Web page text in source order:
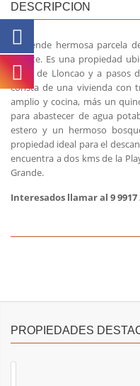
DESCRIPCION
Se Vende hermosa parcela
Cañete. Es una propiedad
playa de Lloncao y a pasos
consta de una vivienda con
amplio y cocina, más un
para abastecer de agua
estero y un hermoso
propiedad ideal para el
encuentra a dos kms de la
Grande.
Interesados llamar al 9 9917
PROPIEDADES